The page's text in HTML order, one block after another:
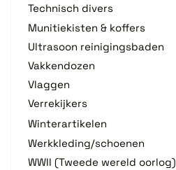
Technisch divers
Munitiekisten & koffers
Ultrasoon reinigingsbaden
Vakkendozen
Vlaggen
Verrekijkers
Winterartikelen
Werkkleding/schoenen
WWII (Tweede wereld oorlog)